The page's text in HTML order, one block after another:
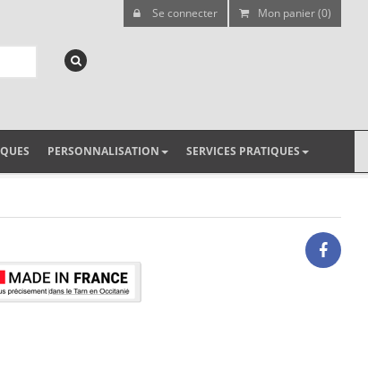
Se connecter Mon panier (0)
PERSONNALISATION SERVICES PRATIQUES